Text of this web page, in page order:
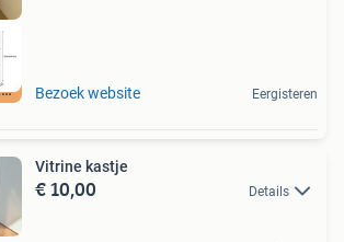
Beoordeeld met 9+ Bezoek website Eergisteren
Vitrine kastje
€ 10,00 Details